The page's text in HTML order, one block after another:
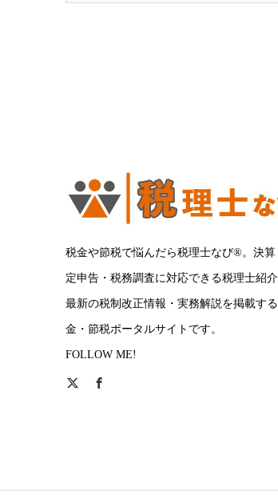
税金や節税で悩んだら税理士なび®。決算
定申告・税務調査に対応できる税理士紹介
最新の税制改正情報・実務解説を掲載す
金・節税ポータルサイトです。
FOLLOW ME!